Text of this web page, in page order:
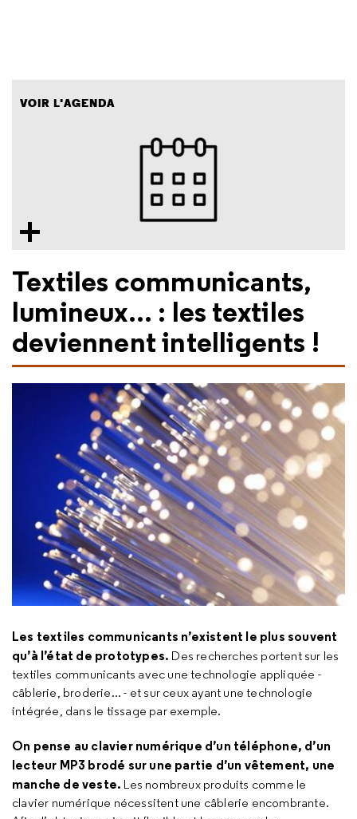
VOIR L'AGENDA
Textiles communicants,
lumineux... : les textiles
deviennent intelligents !
Les textiles communicants n’existent le plus souvent
qu’à l’état de prototypes. Des recherches portent sur les
textiles communicants avec une technologie appliquée -
câblerie, broderie... - et sur ceux ayant une technologie
intégrée, dans le tissage par exemple.
On pense au clavier numérique d’un téléphone, d’un
lecteur MP3 brodé sur une partie d’un vêtement, une
manche de veste. Les nombreux produits comme le
clavier numérique nécessitent une câblerie encombrante.